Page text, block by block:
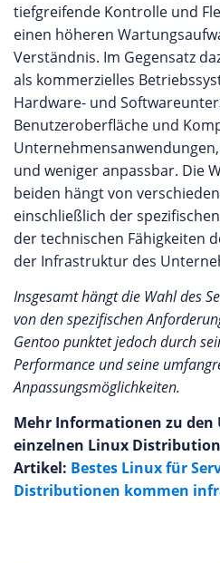
tiefgreifende Kontrolle und
einen höheren
Verständnis. Im Gegensatz
als kommerzielles
Hardware- und
Benutzeroberfläche und
und weniger anpassbar. Die
beiden hängt von
einschließlich der
der technischen Fähigkeiten
der Infrastruktur des
Insgesamt hängt die Wahl des
von den spezifischen
Gentoo punktet jedoch durch
Performance und seine
Anpassungsmöglichkeiten.
Mehr Informationen zu den
einzelnen Linux
Artikel: Bestes Linux für
Distributionen kommen